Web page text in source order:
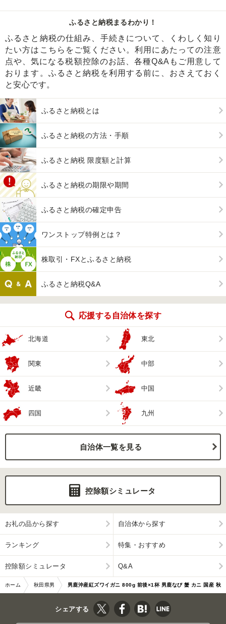
ふるさと納税まるわかり！
ふるさと納税の仕組み、手続きについて、くわしく知り
たい方はこちらをご覧ください。利用にあたっての注意
点や、気になる税額控除のお話、各種Q&Aもご用意して
おります。ふるさと納税を利用する前に、おさえておく
と安心です。
ふるさと納税とは
ふるさと納税の方法・手順
ふるさと納税 限度額と計算
ふるさと納税の期限や期間
ふるさと納税の確定申告
ワンストップ特例とは？
株取引・FXとふるさと納税
ふるさと納税Q&A
応援する自治体を探す
北海道 東北
関東 中部
近畿 中国
四国 九州
自治体一覧を見る
控除額シミュレータ
お礼の品から探す 自治体から探す
ランキング 特集・おすすめ
控除額シミュレータ Q&A
ホーム 秋田県男 男鹿沖産紅ズワイガニ 800g 前後×1杯 男鹿なび 蟹 カニ 国産 秋
田 ずわい蟹 …|10067
シェアする